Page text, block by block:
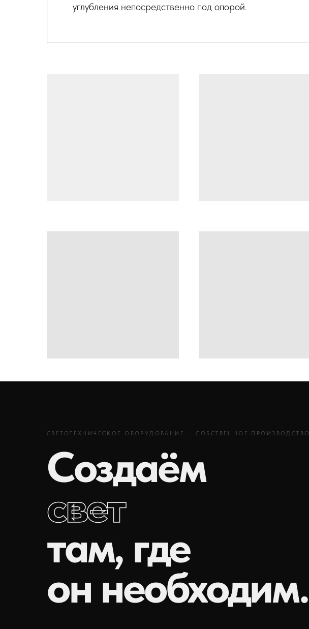
углубления непосредственно под опорой.
СВЕТОТЕХНИЧЕСКОЕ ОБОРУДОВАНИЕ — СОБСТВЕННОЕ ПРОИЗВОДСТВО
Создаём
свет
там, где
он необходим.